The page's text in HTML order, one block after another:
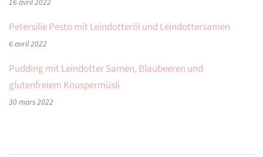
Petersilie Pesto mit Leindotteröl und Leindottersamen
6 avril 2022
Pudding mit Leindotter Samen, Blaubeeren und
glutenfreiem Knuspermüsli
30 mars 2022